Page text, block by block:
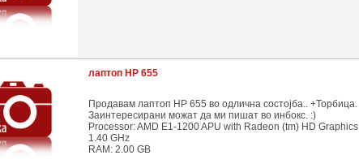
лаптоп HP 655
Продавам лаптоп HP 655 во одлична состојба.. +Торбица.
Заинтересирани можат да ми пишат во инбокс. :)
Processor: AMD E1-1200 APU with Radeon (tm) HD Graphics
1.40 GHz
RAM: 2.00 GB